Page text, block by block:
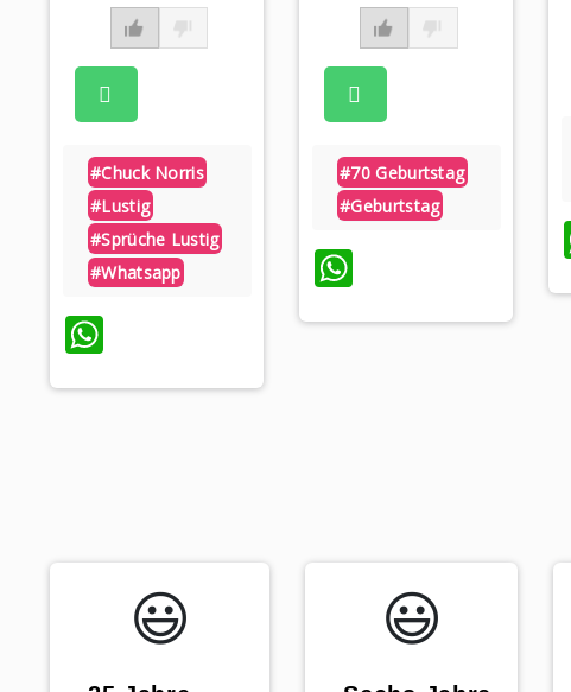
#chuck Norris
#lustig
#sprüche Lustig
#whatsapp
WhatsApp
#70 Geburtstag
#geburtstag
WhatsApp
😃️ 😃️